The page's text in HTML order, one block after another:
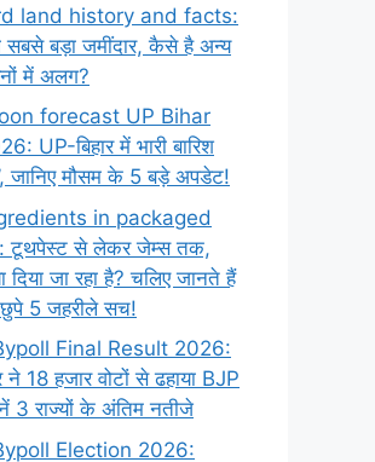
land history and facts:
सबसे बड़ा जमींदार, कैसे है अन्य
में अलग?
forecast UP Bihar
UP-बिहार में भारी बारिश
जानिए मौसम के 5 बड़े अपडेट!
in packaged
टूथपेस्ट से लेकर जेम्स तक,
जा रहा है? चलिए जानते हैं
5 जहरीले सच!
Final Result 2026:
ने 18 हजार वोटों से ढहाया BJP
3 राज्यों के अंतिम नतीजे
Election 2026: